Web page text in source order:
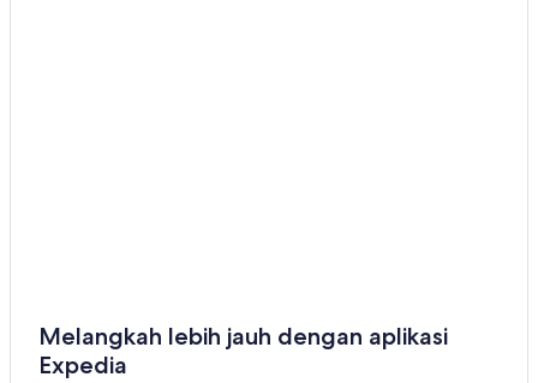
Melangkah lebih jauh dengan aplikasi
Expedia